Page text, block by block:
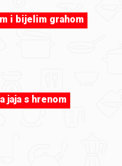
i bijelim grahom
jaja s hrenom